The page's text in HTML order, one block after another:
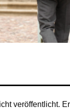
veröffentlicht.